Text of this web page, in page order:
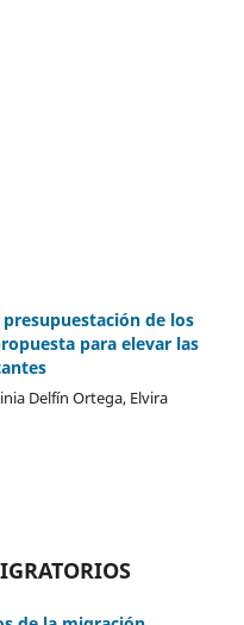
de los
para elevar las
Delfín Ortega, Elvira